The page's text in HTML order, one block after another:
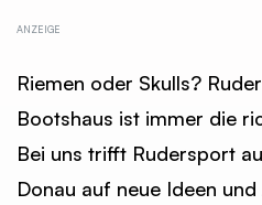
Riemen oder Skulls?
Bootshaus ist immer die
Bei uns trifft Rudersport
Donau auf neue Ideen